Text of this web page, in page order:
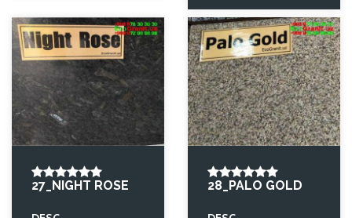
27_NIGHT ROSE 28_PALO GOLD